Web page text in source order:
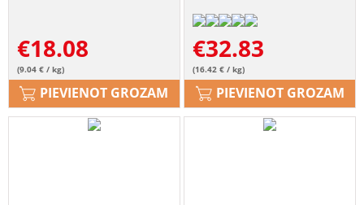
€18.08
(9.04 € / kg)
PIEVIENOT GROZAM
€32.83
(16.42 € / kg)
PIEVIENOT GROZAM